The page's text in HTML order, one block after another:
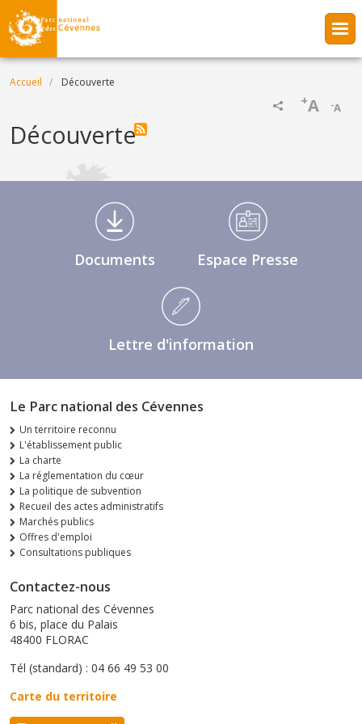
Aller au contenu principal
Fil d'Ariane
Accueil Découverte
-A
+A
Découverte
Médiathèque Footer
Documents Espace Presse
Lettre d'information
Le Parc national des Cévennes
Un territoire reconnu
L'établissement public
La charte
La réglementation du cœur
La politique de subvention
Recueil des actes administratifs
Marchés publics
Offres d'emploi
Consultations publiques
Contactez-nous
Parc national des Cévennes
6 bis, place du Palais
48400 FLORAC
Tél (standard) : 04 66 49 53 00
Carte du territoire